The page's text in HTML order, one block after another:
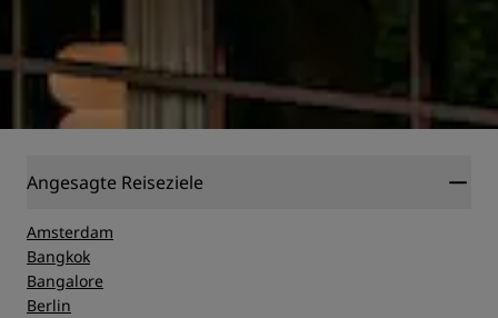
Angesagte Reiseziele
Amsterdam
Bangkok
Bangalore
Berlin